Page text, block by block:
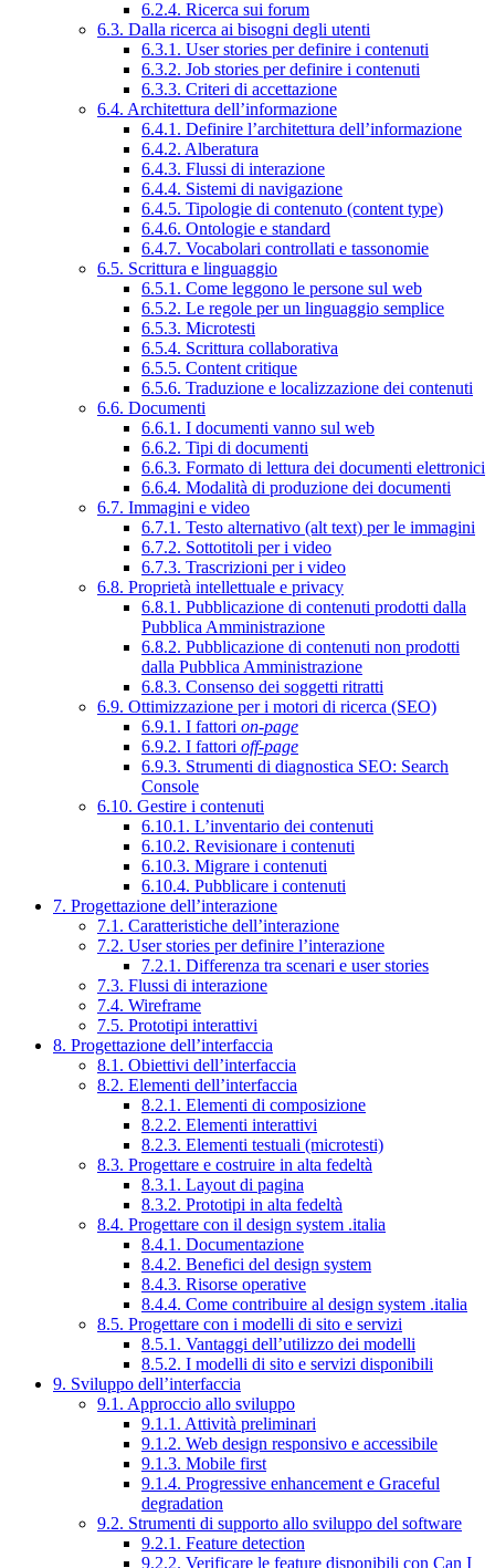
6.2.4. Ricerca sui forum
6.3. Dalla ricerca ai bisogni degli utenti
6.3.1. User stories per definire i contenuti
6.3.2. Job stories per definire i contenuti
6.3.3. Criteri di accettazione
6.4. Architettura dell’informazione
6.4.1. Definire l’architettura dell’informazione
6.4.2. Alberatura
6.4.3. Flussi di interazione
6.4.4. Sistemi di navigazione
6.4.5. Tipologie di contenuto (content type)
6.4.6. Ontologie e standard
6.4.7. Vocabolari controllati e tassonomie
6.5. Scrittura e linguaggio
6.5.1. Come leggono le persone sul web
6.5.2. Le regole per un linguaggio semplice
6.5.3. Microtesti
6.5.4. Scrittura collaborativa
6.5.5. Content critique
6.5.6. Traduzione e localizzazione dei contenuti
6.6. Documenti
6.6.1. I documenti vanno sul web
6.6.2. Tipi di documenti
6.6.3. Formato di lettura dei documenti elettronici
6.6.4. Modalità di produzione dei documenti
6.7. Immagini e video
6.7.1. Testo alternativo (alt text) per le immagini
6.7.2. Sottotitoli per i video
6.7.3. Trascrizioni per i video
6.8. Proprietà intellettuale e privacy
6.8.1. Pubblicazione di contenuti prodotti dalla
Pubblica Amministrazione
6.8.2. Pubblicazione di contenuti non prodotti
dalla Pubblica Amministrazione
6.8.3. Consenso dei soggetti ritratti
6.9. Ottimizzazione per i motori di ricerca (SEO)
6.9.1. I fattori on-page
6.9.2. I fattori off-page
6.9.3. Strumenti di diagnostica SEO: Search
Console
6.10. Gestire i contenuti
6.10.1. L’inventario dei contenuti
6.10.2. Revisionare i contenuti
6.10.3. Migrare i contenuti
6.10.4. Pubblicare i contenuti
7. Progettazione dell’interazione
7.1. Caratteristiche dell’interazione
7.2. User stories per definire l’interazione
7.2.1. Differenza tra scenari e user stories
7.3. Flussi di interazione
7.4. Wireframe
7.5. Prototipi interattivi
8. Progettazione dell’interfaccia
8.1. Obiettivi dell’interfaccia
8.2. Elementi dell’interfaccia
8.2.1. Elementi di composizione
8.2.2. Elementi interattivi
8.2.3. Elementi testuali (microtesti)
8.3. Progettare e costruire in alta fedeltà
8.3.1. Layout di pagina
8.3.2. Prototipi in alta fedeltà
8.4. Progettare con il design system .italia
8.4.1. Documentazione
8.4.2. Benefici del design system
8.4.3. Risorse operative
8.4.4. Come contribuire al design system .italia
8.5. Progettare con i modelli di sito e servizi
8.5.1. Vantaggi dell’utilizzo dei modelli
8.5.2. I modelli di sito e servizi disponibili
9. Sviluppo dell’interfaccia
9.1. Approccio allo sviluppo
9.1.1. Attività preliminari
9.1.2. Web design responsivo e accessibile
9.1.3. Mobile first
9.1.4. Progressive enhancement e Graceful
degradation
9.2. Strumenti di supporto allo sviluppo del software
9.2.1. Feature detection
9.2.2. Verificare le feature disponibili con Can I